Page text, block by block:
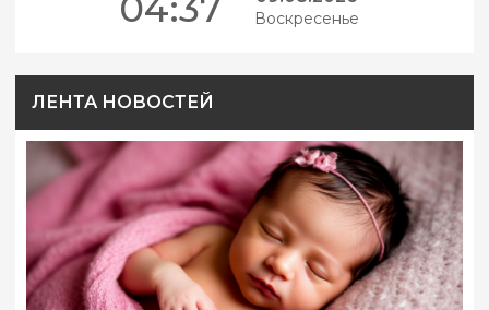
04:37 Воскресенье
ЛЕНТА НОВОСТЕЙ